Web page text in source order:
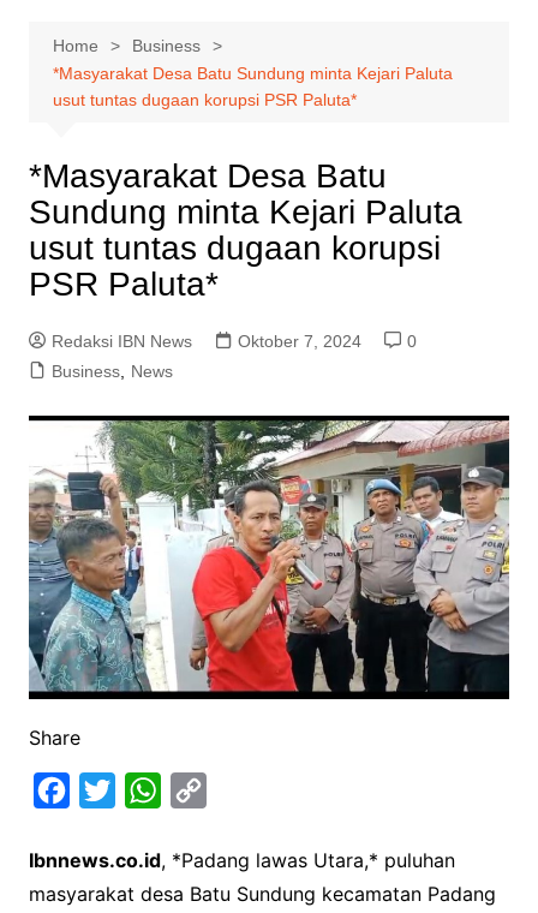
Home
Business
*Masyarakat Desa Batu Sundung minta Kejari Paluta
usut tuntas dugaan korupsi PSR Paluta*
*Masyarakat Desa Batu
Sundung minta Kejari Paluta
usut tuntas dugaan korupsi
PSR Paluta*
Redaksi IBN News Oktober 7, 2024
0
Business, News
Share
c
e
i
t
W
a
t
p
y
Ibnnews.co.id, *Padang lawas Utara,* puluhan
masyarakat desa Batu Sundung kecamatan Padang